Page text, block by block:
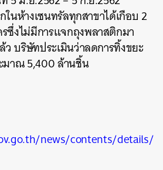
นห้างเซนทรัลทุกสาขาได้เกือบ 2
ซึ่งไม่มีการแจกถุงพลาสติกมา
วบริษัทประเมินว่าลดการทิ้งขยะ
มาณ5,400ล้านชิ้น
news/contents/details/